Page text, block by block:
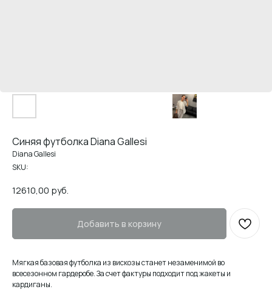
Синяя футболка Diana Gallesi
Diana Gallesi
SKU:
12610,00 руб.
Добавить в корзину
Мягкая базовая футболка из вискозы станет незаменимой во
всесезонном гардеробе. За счет фактуры подходит под жакеты и
кардиганы.